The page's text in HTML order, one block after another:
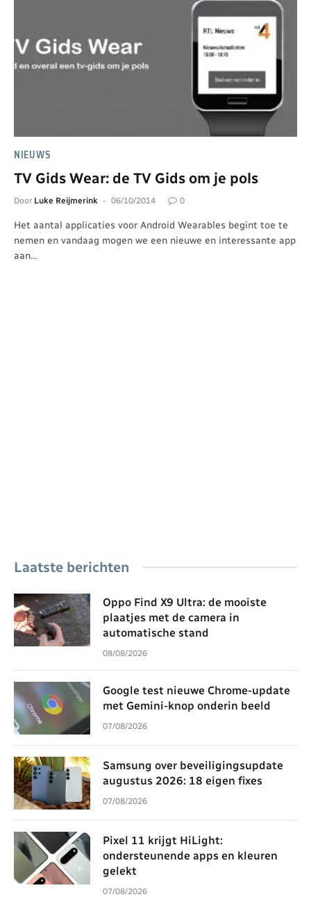
NIEUWS
TV Gids Wear: de TV Gids om je pols
Door Luke Reijmerink 06/10/2014 0
Het aantal applicaties voor Android Wearables begint toe te
nemen en vandaag mogen we een nieuwe en interessante app
aan…
Laatste berichten
Oppo Find X9 Ultra: de mooiste
plaatjes met de camera in
automatische stand
08/08/2026
Google test nieuwe Chrome-update
met Gemini-knop onderin beeld
07/08/2026
Samsung over beveiligingsupdate
augustus 2026: 18 eigen fixes
07/08/2026
Pixel 11 krijgt HiLight:
ondersteunende apps en kleuren
gelekt
07/08/2026